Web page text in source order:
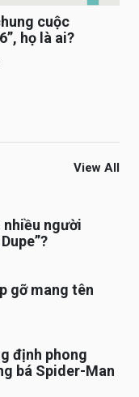
cuộc
họ là ai?
View All
nhiều người
gỡ mang tên
định phong
bá Spider-Man